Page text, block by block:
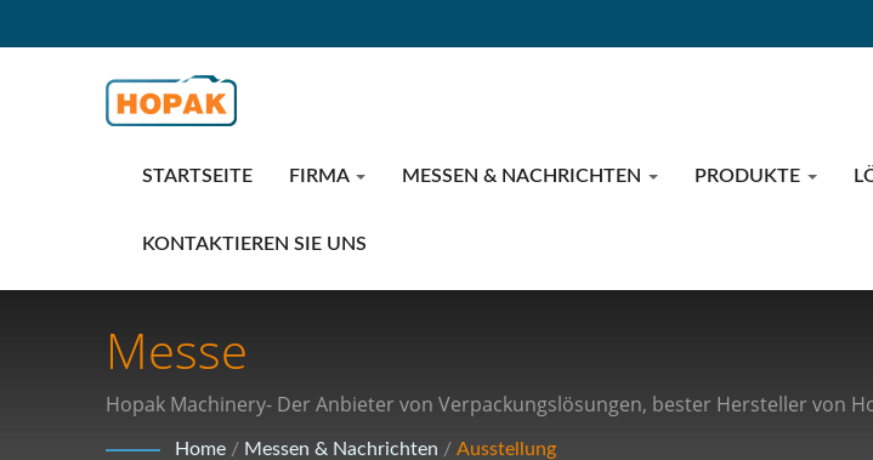
STARTSEITE FIRMA MESSEN & NACHRICHTEN PRODUKTE
KONTAKTIEREN SIE UNS
Messe
Hopak Machinery- Der Anbieter von Verpackungslösungen, bester Hersteller von
Home / Messen & Nachrichten / Ausstellung